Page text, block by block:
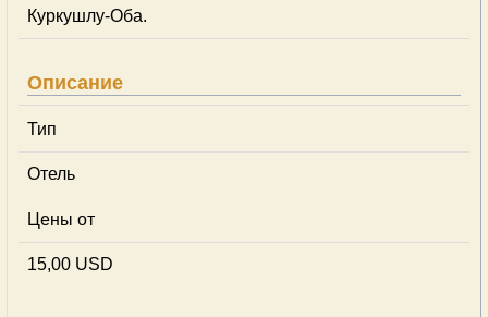
Куркушлу-Оба.
Описание
Тип
Отель
Цены от
15,00 USD